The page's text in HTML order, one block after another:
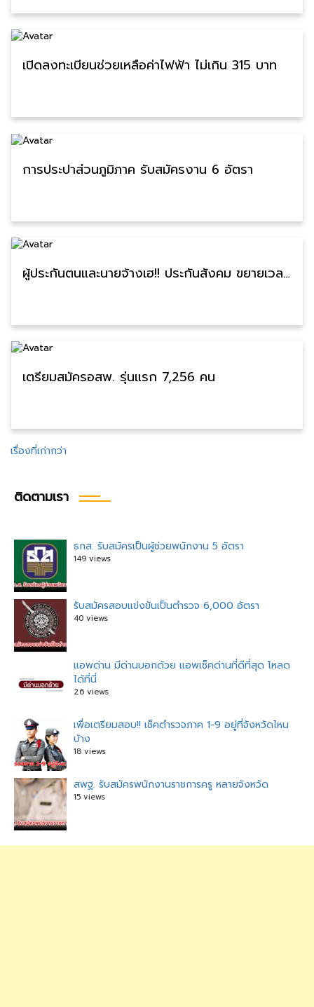
เปิดลงทะเบียนช่วยเหลือค่าไฟฟ้า ไม่เกิน 315 บาท
การประปาส่วนภูมิภาค รับสมัครงาน 6 อัตรา
ผู้ประกันตนและนายจ้างเฮ!! ประกันสังคม ขยายเวลาลงทะเบียนเลือกตั้งบอร์ดประกันสังคม ถึง 20 ก.ค. 69
เตรียมสมัครอสพ. รุ่นแรก 7,256 คน
แนะแนว
เรื่องที่เก่ากว่า
ติดตามเรา
ธกส. รับสมัครเป็นผู้ช่วยพนักงาน 5 อัตรา
149 views
รับสมัครสอบแข่งขันเป็นตำรวจ 6,000 อัตรา
40 views
แอพด่าน มีด่านบอกด้วย แอพเช็คด่านที่ดีที่สุด โหลด
ได้ที่นี่
26 views
เพื่อเตรียมสอบ!! เช็คตำรวจภาค 1-9 อยู่ที่จังหวัดไหน
บ้าง
18 views
สพฐ. รับสมัครพนักงานราชการครู หลายจังหวัด
15 views